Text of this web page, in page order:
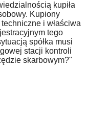
kupiła
Kupiony
i właściwa
tego
spółka musi
stacji kontroli
skarbowym?"